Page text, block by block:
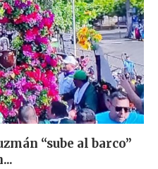
“sube al barco”